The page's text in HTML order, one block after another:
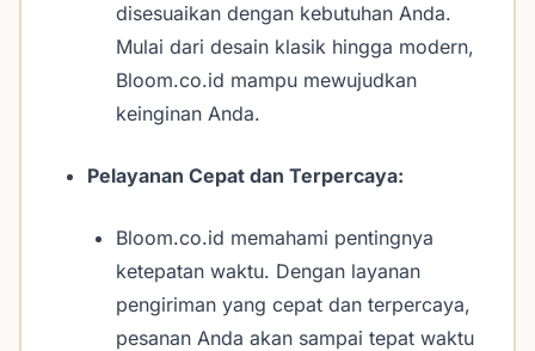
disesuaikan dengan kebutuhan Anda.
Mulai dari desain klasik hingga modern,
Bloom.co.id mampu mewujudkan
keinginan Anda.
Pelayanan Cepat dan Terpercaya:
Bloom.co.id memahami pentingnya
ketepatan waktu. Dengan layanan
pengiriman yang cepat dan terpercaya,
pesanan Anda akan sampai tepat waktu